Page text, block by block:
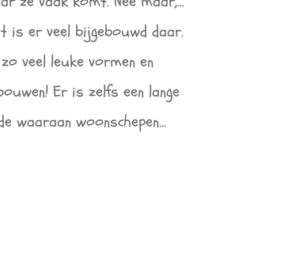
is er veel bijgebouwd daar.
veel leuke vormen en
Er is zelfs een lange
waaraan woonschepen...